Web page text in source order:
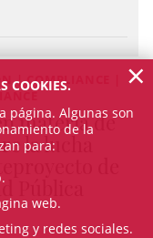
| COMPLIANCE |
materia de
la lucha
de
Pública
COOKIES.
página. Algunas son
de la
para:
web.
y redes sociales.
×